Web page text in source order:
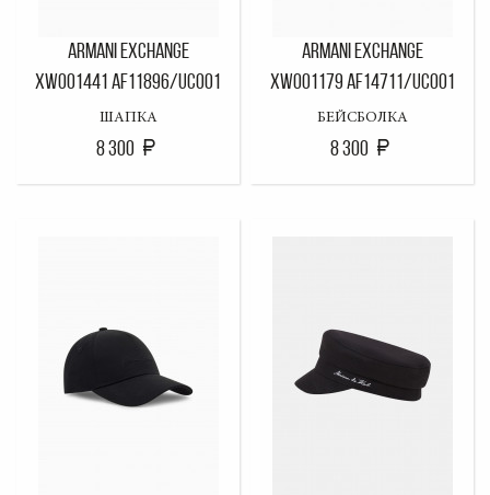
ARMANI EXCHANGE
XW001441 AF11896/UC001
ШАПКА
8 300
ARMANI EXCHANGE
XW001179 AF14711/UC001
БЕЙСБОЛКА
8 300